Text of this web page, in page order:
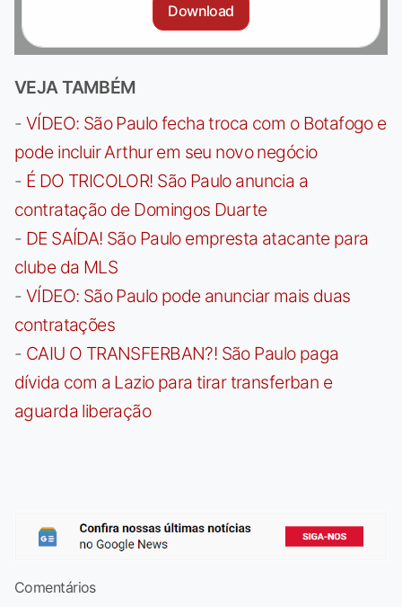
Download
VEJA TAMBÉM
- VÍDEO: São Paulo fecha troca com o Botafogo e
pode incluir Arthur em seu novo negócio
- É DO TRICOLOR! São Paulo anuncia a
contratação de Domingos Duarte
- DE SAÍDA! São Paulo empresta atacante para
clube da MLS
- VÍDEO: São Paulo pode anunciar mais duas
contratações
- CAIU O TRANSFERBAN?! São Paulo paga
dívida com a Lazio para tirar transferban e
aguarda liberação
Comentários